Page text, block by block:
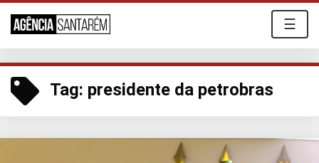
☰
Tag: presidente da petrobras